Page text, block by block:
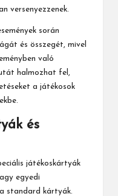
versenyezzenek.
során
és összegét, mivel
való
halmozhat fel,
a játékosok
és
játékoskártyák
egyedi
a standard kártyák.